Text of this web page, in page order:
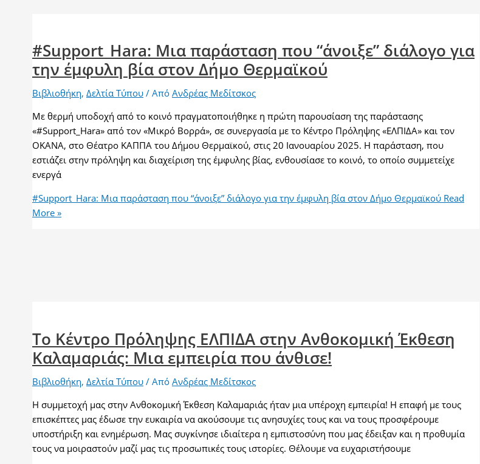
#Support_Hara: Μια παράσταση που “άνοιξε” διάλογο για
την έμφυλη βία στον Δήμο Θερμαϊκού
Βιβλιοθήκη, Δελτία Τύπου / Από Ανδρέας Μεδίτσκος
Με θερμή υποδοχή από το κοινό πραγματοποιήθηκε η πρώτη παρουσίαση της παράστασης
«#Support_Hara» από τον «Μικρό Βορρά», σε συνεργασία με το Κέντρο Πρόληψης «ΕΛΠΙΔΑ» και τον
ΟΚΑΝΑ, στο Θέατρο ΚΑΠΠΑ του Δήμου Θερμαϊκού, στις 20 Ιανουαρίου 2025. Η παράσταση, που
εστιάζει στην πρόληψη και διαχείριση της έμφυλης βίας, ενθουσίασε το κοινό, το οποίο συμμετείχε
ενεργά
#Support_Hara: Μια παράσταση που “άνοιξε” διάλογο για την έμφυλη βία στον Δήμο Θερμαϊκού Read
More »
Το Κέντρο Πρόληψης ΕΛΠΙΔΑ στην Ανθοκομική Έκθεση
Καλαμαριάς: Μια εμπειρία που άνθισε!
Βιβλιοθήκη, Δελτία Τύπου / Από Ανδρέας Μεδίτσκος
Η συμμετοχή μας στην Ανθοκομική Έκθεση Καλαμαριάς ήταν μια υπέροχη εμπειρία! Η επαφή με τους
επισκέπτες μας έδωσε την ευκαιρία να ακούσουμε τις ανησυχίες τους και να τους προσφέρουμε
υποστήριξη και ενημέρωση. Μας συγκίνησε ιδιαίτερα η εμπιστοσύνη που μας έδειξαν και η προθυμία
τους να μοιραστούν μαζί μας τις προσωπικές τους ιστορίες. Θέλουμε να ευχαριστήσουμε